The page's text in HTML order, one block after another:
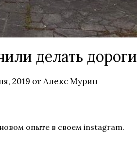
делать дороги
2019 от Алекс Мурин
опыте в своем instagram.